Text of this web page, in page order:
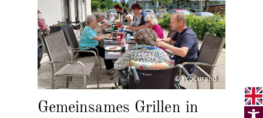
© ProCurand
Gemeinsames Grillen in